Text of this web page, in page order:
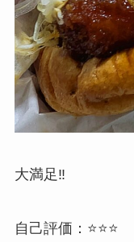
大満足‼️
自己評価：⭐️⭐️⭐️